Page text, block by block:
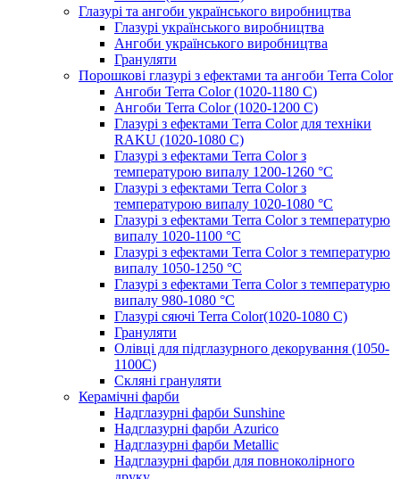
Глазурі та ангоби українського виробництва
Глазурі українського виробництва
Ангоби українського виробництва
Грануляти
Порошкові глазурі з ефектами та ангоби Terra Color
Ангоби Terra Color (1020-1180 С)
Ангоби Terra Color (1020-1200 С)
Глазурі з ефектами Terra Color для техніки
RAKU (1020-1080 С)
Глазурі з ефектами Terra Color з
температурою випалу 1200-1260 °С
Глазурі з ефектами Terra Color з
температурою випалу 1020-1080 °С
Глазурі з ефектами Terra Color з температурю
випалу 1020-1100 °С
Глазурі з ефектами Terra Color з температурю
випалу 1050-1250 °С
Глазурі з ефектами Terra Color з температурю
випалу 980-1080 °С
Глазурі сяючі Terra Color(1020-1080 С)
Грануляти
Олівці для підглазурного декорування (1050-
1100С)
Скляні грануляти
Керамічні фарби
Надглазурні фарби Sunshine
Надглазурні фарби Azurico
Надглазурні фарби Metallic
Надглазурні фарби для повноколірного